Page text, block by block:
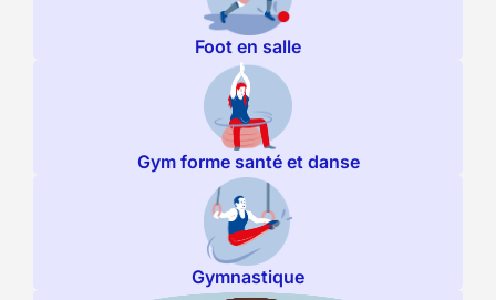
Foot en salle
Gym forme santé et danse
Gymnastique